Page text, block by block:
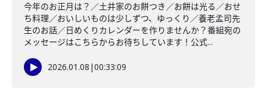
今年のお正月は？／土井家のお餅つき／お餅は光る／おせ
ち料理／おいしいものは少しずつ、ゆっくり／養老孟司先
生のお話／日めくりカレンダーを作りませんか？番組宛の
メッセージはこちらからお待ちしています！公式...
2026.01.08 |00:33:09